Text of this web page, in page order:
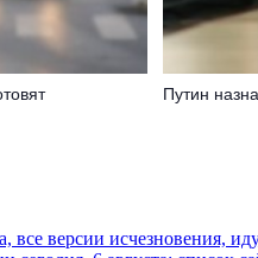
Путин
все версии исчезновения,